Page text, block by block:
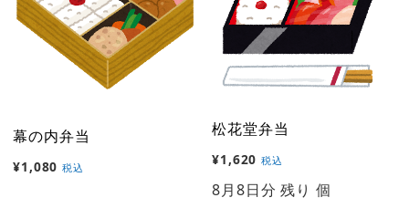
幕の内弁当
¥1,080 税込
松花堂弁当
¥1,620 税込
8月8日分 残り 個